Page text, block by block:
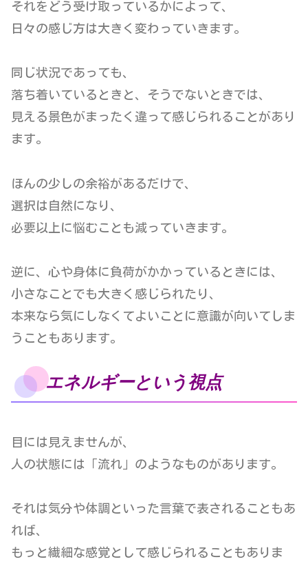
それをどう受け取っているかによって、
日々の感じ方は大きく変わっていきます。
同じ状況であっても、
落ち着いているときと、そうでないときでは、
見える景色がまったく違って感じられることがあり
ます。
ほんの少しの余裕があるだけで、
選択は自然になり、
必要以上に悩むことも減っていきます。
逆に、心や身体に負荷がかかっているときには、
小さなことでも大きく感じられたり、
本来なら気にしなくてよいことに意識が向いてしま
うこともあります。
エネルギーという視点
目には見えませんが、
人の状態には「流れ」のようなものがあります。
それは気分や体調といった言葉で表されることもあ
れば、
もっと繊細な感覚として感じられることもありま